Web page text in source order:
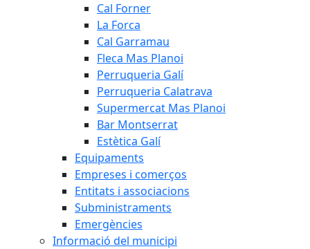
Cal Forner
La Forca
Cal Garramau
Fleca Mas Planoi
Perruqueria Galí
Perruqueria Calatrava
Supermercat Mas Planoi
Bar Montserrat
Estètica Galí
Equipaments
Empreses i comerços
Entitats i associacions
Subministraments
Emergències
Informació del municipi